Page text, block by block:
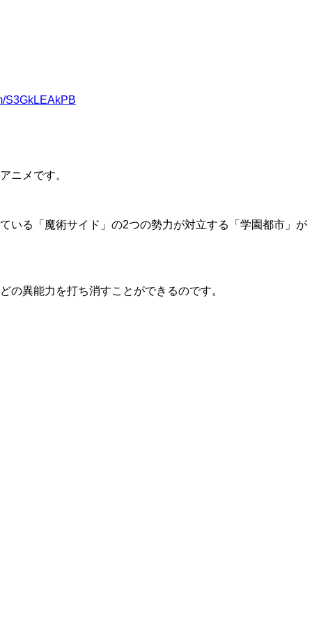
S3GkLEAkPB
ニメです。
いる「魔術サイド」の2つの勢力が対立する「学園都市」が
の異能力を打ち消すことができるのです。